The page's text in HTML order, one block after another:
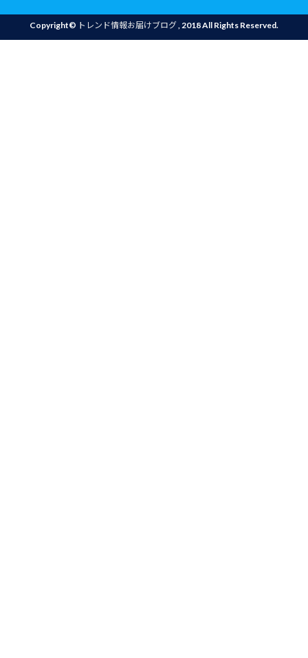
Copyright© トレンド情報お届けブログ, 2018 All Rights Reserved.